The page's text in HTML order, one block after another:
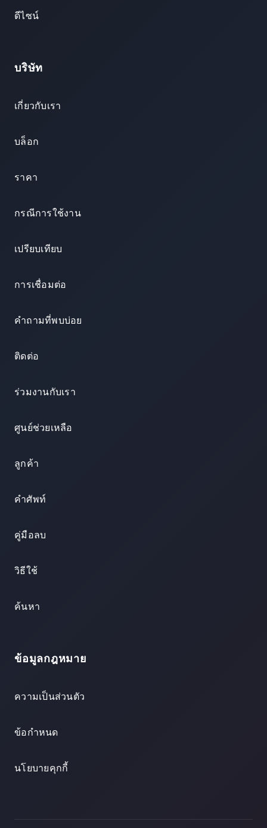
ดีไซน์
บริษัท
เกี่ยวกับเรา
บล็อก
ราคา
กรณีการใช้งาน
เปรียบเทียบ
การเชื่อมต่อ
คำถามที่พบบ่อย
ติดต่อ
ร่วมงานกับเรา
ศูนย์ช่วยเหลือ
ลูกค้า
คำศัพท์
คู่มือลบ
วิธีใช้
ค้นหา
ข้อมูลกฎหมาย
ความเป็นส่วนตัว
ข้อกำหนด
นโยบายคุกกี้